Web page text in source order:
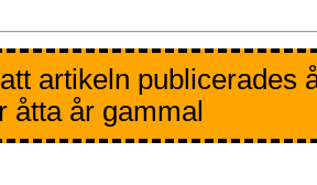
artikeln publicerades
åtta år gammal